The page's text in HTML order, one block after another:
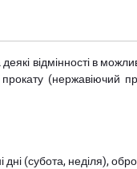
відмінності в
(нержавіючий
дні (субота, неділя),